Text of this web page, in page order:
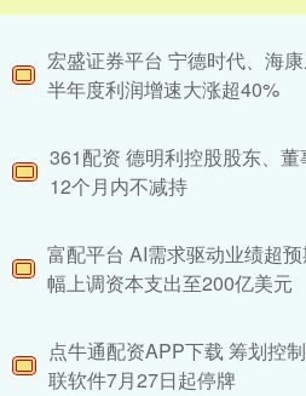
宏盛证券平台 宁德时代、海
半年度利润增速大涨超40%
361配资 德明利控股股东、
12个月内不减持
富配平台 AI需求驱动业绩超
幅上调资本支出至200亿美元
点牛通配资APP下载 筹划控
联软件7月27日起停牌